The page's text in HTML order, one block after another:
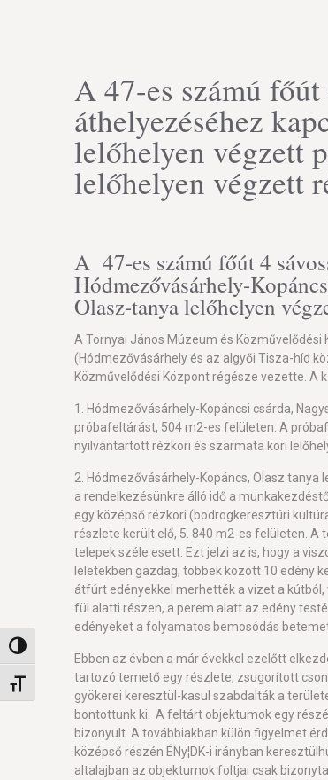
Nagy kontraszt váltása
Betűméret váltása
A 47-es számú
áthelyezéséhez
lelőhelyen végzett
lelőhelyen végzett
A 47-es számú főút 4
Hódmezővásárhely-
Olasz-tanya lelőhelyen
A Tornyai János Múzeum és
(Hódmezővásárhely és az algyői Tisza-híd
Közművelődési Központ régésze vezette. A
1. Hódmezővásárhely-Kopáncsi csárda,
próbafeltárást, 504 m2-es felületen. A
nyilvántartott rézkori és szarmata kori
2. Hódmezővásárhely-Kopáncs, Olasz
a rendelkezésünkre álló idő a
egy középső rézkori (bodrogkeresztúri
részlete került elő, 5. 840 m2-es felületen.
telepek széle esett. Ezt jelzi az is, hogy a
leletekben gazdag, többek között 10 edény
átfúrt edényekkel merhették a vizet a
fül alatti részen, a perem alatt az edény
edényeket a folyamatos bemosódás
Ebben az évben a már évekkel ezelőtt
tartozó temető egy részlete, zsugorított
gyökerei keresztül-kasul szabdalták a
bontottunk ki. A feltárt objektumok egy
bizonyult. A továbbiakban külön figyelmet
középső részén ÉNy¦DK-i irányban
altalajban az objektumok foltjai csak